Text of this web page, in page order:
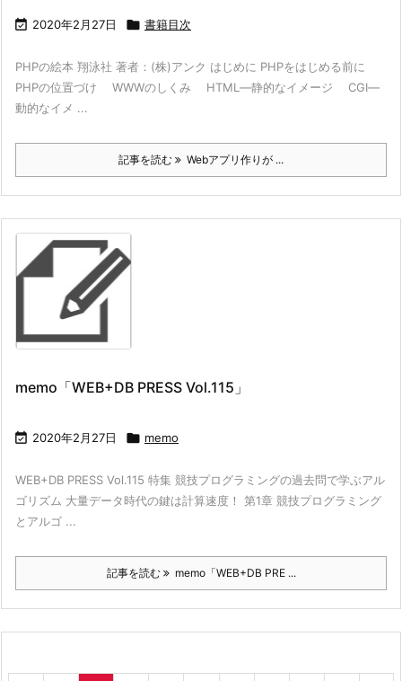
 2020年2月27日  書籍目次
PHPの絵本 翔泳社 著者：(株)アンク はじめに PHPをはじめる前に
PHPの位置づけ WWWのしくみ HTML―静的なイメージ CGI―
動的なイメ ...
記事を読む Webアプリ作りが ...
memo「WEB+DB PRESS Vol.115」
 2020年2月27日  memo
WEB+DB PRESS Vol.115 特集 競技プログラミングの過去問で学ぶアル
ゴリズム 大量データ時代の鍵は計算速度！ 第1章 競技プログラミング
とアルゴ ...
記事を読む memo「WEB+DB PRE ...